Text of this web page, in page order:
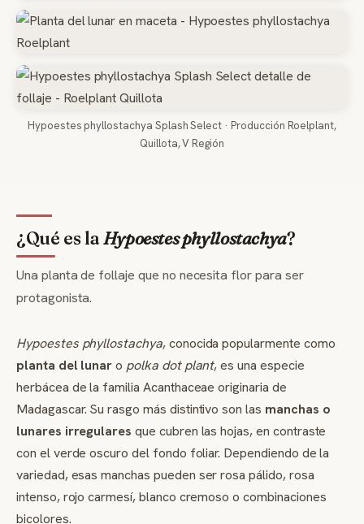
Hypoestes phyllostachya Splash Select · Producción Roelplant,
Quillota, V Región
¿Qué es laHypoestes phyllostachya?
Una planta de follaje que no necesita flor para ser
protagonista.
Hypoestes phyllostachya, conocida popularmente como
planta del lunaro polka dot plant, es una especie
herbácea de la familia Acanthaceae originaria de
Madagascar. Su rasgo más distintivo son las manchas o
lunares irregulares que cubren las hojas, en contraste
con el verde oscuro del fondo foliar. Dependiendo de la
variedad, esas manchas pueden ser rosa pálido, rosa
intenso, rojo carmesí, blanco cremoso o combinaciones
bicolores.